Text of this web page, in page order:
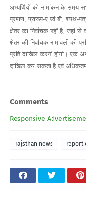
अभ्यर्थियों को नामांकन के समय
प्रमाण, प्रारूप-ए एवं बी, शपथ-
क्षेत्र का निर्वाचक नहीं है, जहां से
क्षेत्र की निर्वाचक नामावली की
प्रति दाखिल करनी होगी। एक
दाखिल कर सकता है एवं अधिकतम
Comments
Responsive
rajsthan news report